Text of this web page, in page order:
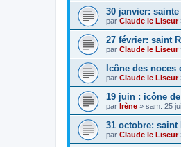
30 janvier:
par Claude le Liseur
27 février: saint
par Claude le Liseur
Icône des noces
par Claude le Liseur
19 juin : icône
par Irène » sam. 25
31 octobre: saint
par Claude le Liseur